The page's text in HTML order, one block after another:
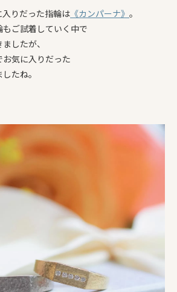
りだった指輪は 《カンパーナ》 。
ご試着していく中で
したが、
気に入りだった
たね。